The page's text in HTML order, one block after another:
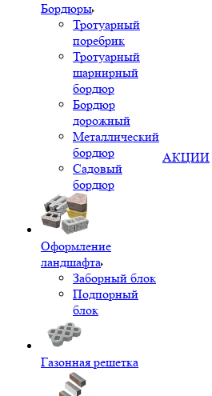
Бордюры
Тротуарный
поребрик
Тротуарный
шарнирный
бордюр
Бордюр
дорожный
Металлический
бордюр
Садовый
бордюр
Оформление
ландшафта
Заборный блок
Подпорный
блок
Газонная решетка
АКЦИИ